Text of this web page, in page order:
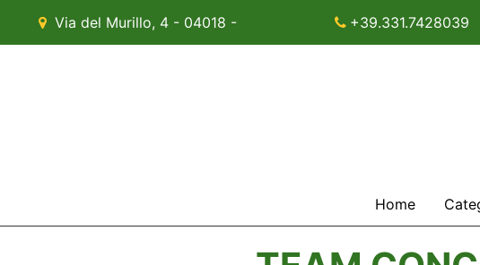
Via del Murillo, 4 - 04018 - +39.331.7428039
Home